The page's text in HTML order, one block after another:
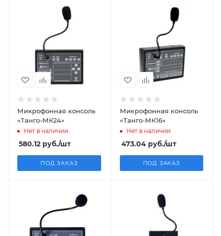
Микрофонная консоль
«Танго-МК24»
Нет в наличии
580.12 руб./шт
ПОД ЗАКАЗ
Микрофонная консоль
«Танго-МК16»
Нет в наличии
473.04руб./шт
ПОД ЗАКАЗ